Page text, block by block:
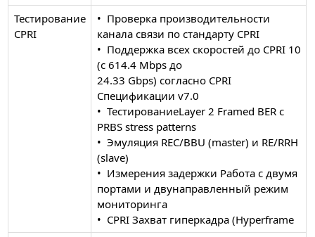
Тестирование
CPRI
• Проверка производительности
канала связи по стандарту CPRI
• Поддержка всех скоростей до CPRI 10
(с 614.4 Mbps до
24.33 Gbps) согласно CPRI
Спецификации v7.0
• ТестированиеLayer 2 Framed BER с
PRBS stress patterns
• Эмуляция REC/BBU (master) и RE/RRH
(slave)
• Измерения задержки Работа с двумя
портами и двунаправленный режим
мониторинга
• CPRI Захват гиперкадра (Hyperframe